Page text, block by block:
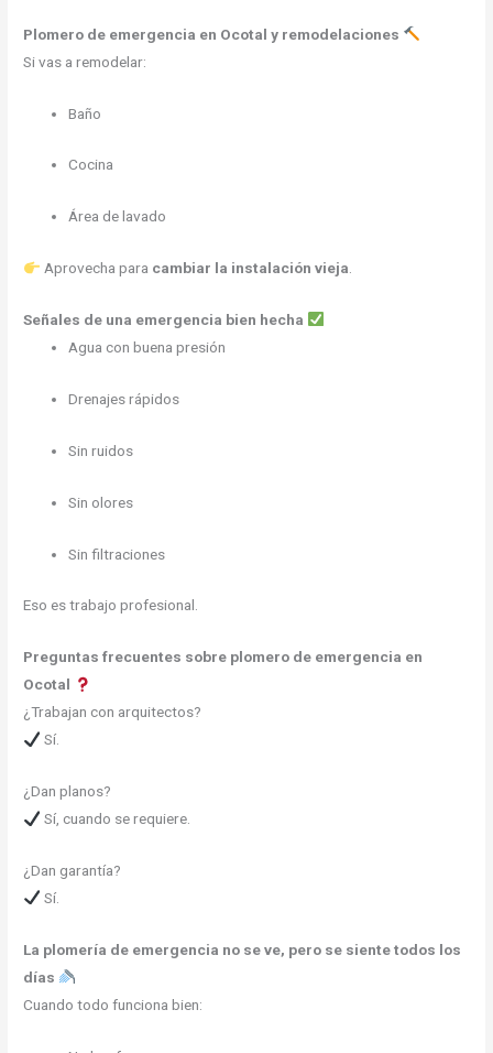
Plomero de emergencia en Ocotal y remodelaciones
Si vas a remodelar:
Baño
Cocina
Área de lavado
Aprovecha para cambiar la instalación vieja
Señales de una emergencia bien hecha
Agua con buena presión
Drenajes rápidos
Sin ruidos
Sin olores
Sin filtraciones
Eso es trabajo profesional.
Preguntas frecuentes sobre plomero de emergencia en
Ocotal
¿Trabajan con arquitectos?
Sí.
¿Dan planos?
Sí, cuando se requiere.
¿Dan garantía?
Sí.
La plomería de emergencia no se ve, pero se siente todos los
días
Cuando todo funciona bien: